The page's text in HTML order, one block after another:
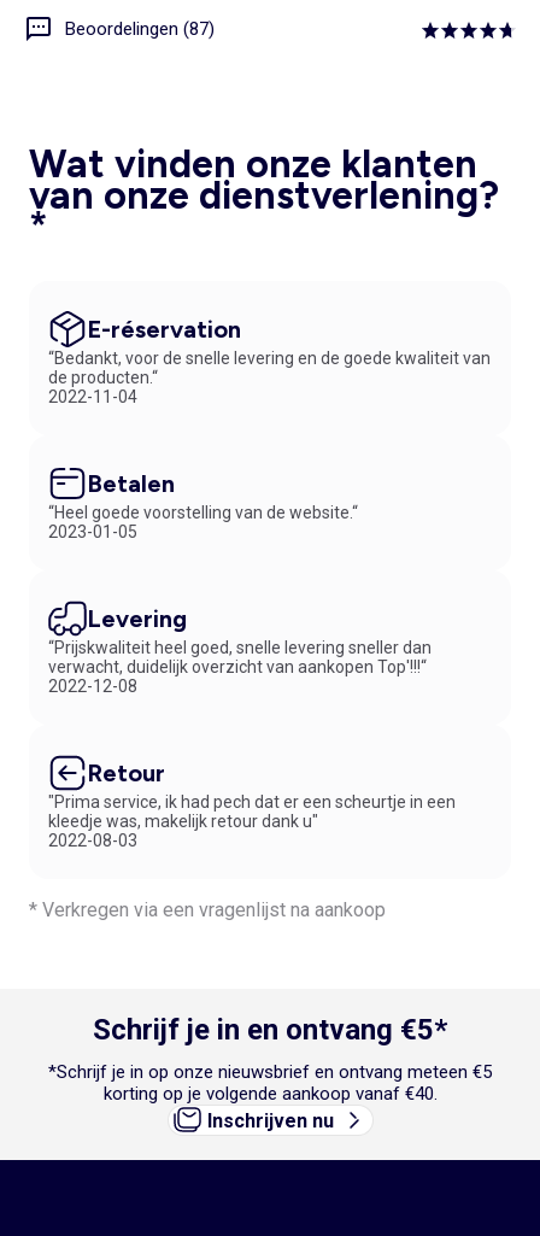
Beoordelingen (87)
Wat vinden onze klanten
van onze dienstverlening?
*
E-réservation
“Bedankt, voor de snelle levering en de goede kwaliteit van
de producten.“
2022-11-04
Betalen
“Heel goede voorstelling van de website.“
2023-01-05
Levering
“Prijskwaliteit heel goed, snelle levering sneller dan
verwacht, duidelijk overzicht van aankopen Top'!!!“
2022-12-08
Retour
"Prima service, ik had pech dat er een scheurtje in een
kleedje was, makelijk retour dank u"
2022-08-03
* Verkregen via een vragenlijst na aankoop
Schrijf je in en ontvang €5*
*Schrijf je in op onze nieuwsbrief en ontvang meteen €5
korting op je volgende aankoop vanaf €40.
Inschrijven nu